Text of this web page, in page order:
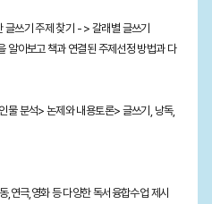
쓰기 주제 찾기 - > 갈래별 글쓰기
알아보고 책과 연결된 주제선정 방법과 다
물 분석> 논제와 내용토론> 글쓰기, 낭독,
,연극,영화 등 다양한 독서융합수업 제시